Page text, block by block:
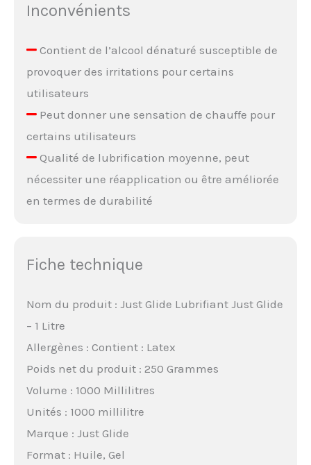
Inconvénients
Contient de l’alcool dénaturé susceptible de
provoquer des irritations pour certains
utilisateurs
Peut donner une sensation de chauffe pour
certains utilisateurs
Qualité de lubrification moyenne, peut
nécessiter une réapplication ou être améliorée
en termes de durabilité
Fiche technique
Nom du produit : Just Glide Lubrifiant Just Glide
– 1 Litre
Allergènes : Contient : Latex
Poids net du produit : 250 Grammes
Volume : 1000 Millilitres
Unités : 1000 millilitre
Marque : Just Glide
Format : Huile, Gel